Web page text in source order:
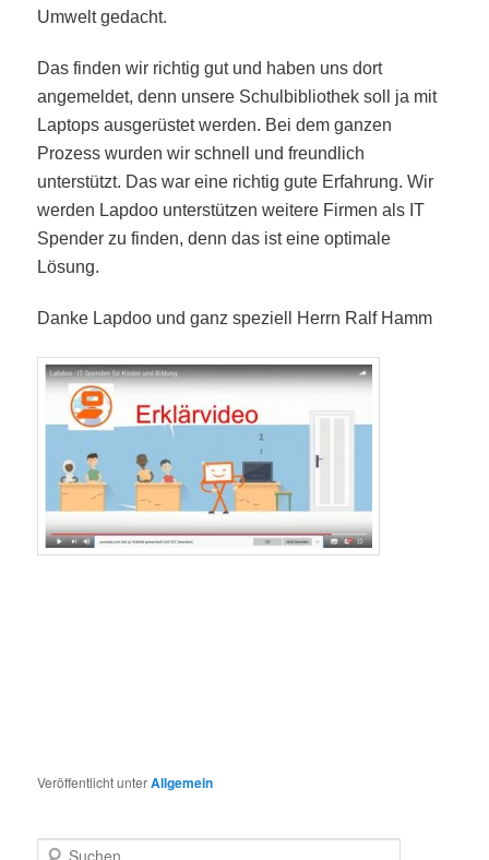
Umwelt gedacht.
Das finden wir richtig gut und haben uns dort
angemeldet, denn unsere Schulbibliothek soll ja mit
Laptops ausgerüstet werden. Bei dem ganzen
Prozess wurden wir schnell und freundlich
unterstützt. Das war eine richtig gute Erfahrung. Wir
werden Lapdoo unterstützen weitere Firmen als IT
Spender zu finden, denn das ist eine optimale
Lösung.
Danke Lapdoo und ganz speziell Herrn Ralf Hamm
Veröffentlicht unterAllgemein